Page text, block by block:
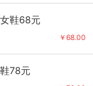
鞋68元
￥68.00
78元